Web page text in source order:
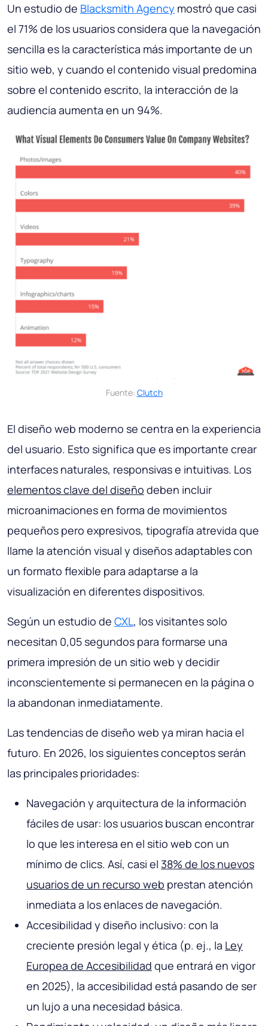
Un estudio de Blacksmith Agency mostró que casi
el 71% de los usuarios considera que la navegación
sencilla es la característica más importante de un
sitio web, y cuando el contenido visual predomina
sobre el contenido escrito, la interacción de la
audiencia aumenta en un 94%.
Fuente: Clutch
El diseño web moderno se centra en la experiencia
del usuario. Esto significa que es importante crear
interfaces naturales, responsivas e intuitivas. Los
elementos clave del diseño deben incluir
microanimaciones en forma de movimientos
pequeños pero expresivos, tipografía atrevida que
llame la atención visual y diseños adaptables con
un formato flexible para adaptarse a la
visualización en diferentes dispositivos.
Según un estudio de CXL, los visitantes solo
necesitan 0,05 segundos para formarse una
primera impresión de un sitio web y decidir
inconscientemente si permanecen en la página o
la abandonan inmediatamente.
Las tendencias de diseño web ya miran hacia el
futuro. En 2026, los siguientes conceptos serán
las principales prioridades:
Navegación y arquitectura de la información
fáciles de usar: los usuarios buscan encontrar
lo que les interesa en el sitio web con un
mínimo de clics. Así, casi el 38% de los nuevos
usuarios de un recurso web prestan atención
inmediata a los enlaces de navegación.
Accesibilidad y diseño inclusivo: con la
creciente presión legal y ética (p. ej., la Ley
Europea de Accesibilidad que entrará en vigor
en 2025), la accesibilidad está pasando de ser
un lujo a una necesidad básica.